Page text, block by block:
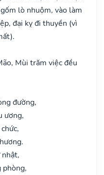
lò nhuộm, vào làm
đại kỵ đi thuyền (vì
Mùi trăm việc đều
đường,
ương,
phòng,